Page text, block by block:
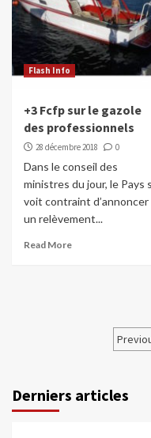
Flash Info
+3 Fcfp sur le gazole
des professionnels
28 décembre 2018 0
Dans le conseil des
ministres du jour, le Pays
voit contraint d’annoncer
un relèvement...
Read More
Derniers articles